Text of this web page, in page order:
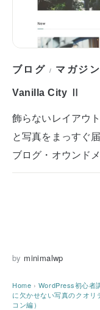
ブログ / マガジン
Vanilla City Ⅱ
飾らないレイアウ
と写真をまっすぐ
ブログ・オウンド
by minimalwp
Home › WordPress初心者
に欠かせない写真のクオ
コン編）